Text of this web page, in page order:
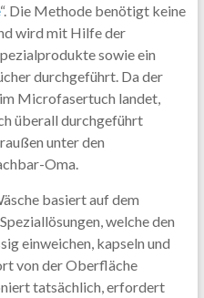
“. Die Methode benötigt keine
wird mit Hilfe der
sowie ein
durchgeführt. Da der
Microfasertuch landet,
überall durchgeführt
unter den
Oma.
basiert auf dem
welche den
einweichen, kapseln und
von der Oberfläche
tatsächlich, erfordert